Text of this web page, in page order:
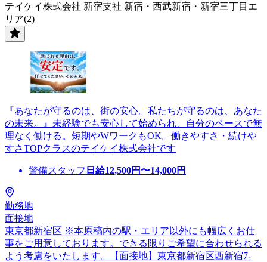
テイケイ株式会社 新宿支社 新宿・西武新宿・新宿三丁目エ
リア(2)
『あなたが守るのは、街の安心。私たちが守るのは、あなた
の未来。』未経験でも安心して始められ、自分のペースで無
理なく働ける。短期やWワークもOK。働きやすさ・続けや
すさTOPクラスのテイケイ株式会社です
警備スタッフ 日給12,500円〜14,000円
勤務地
面接地
東京都新宿区 ※本原稿内の駅・エリア以外にも幅広くお仕
事をご用意しております。できる限りご希望に合わせられる
よう考慮をいたします。【面接地】東京都新宿区西新宿7-